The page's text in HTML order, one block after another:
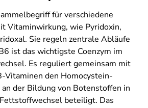
für verschiedene
Vitaminwirkung, wie Pyridoxin,
Sie regeln zentrale Abläufe
ist das wichtigste Coenzym im
Es reguliert gemeinsam mit
Vitaminen den Homocystein-
der Bildung von Botenstoffen in
beteiligt. Das